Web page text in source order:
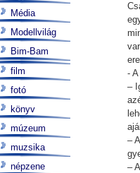
-
–
–
–
Média
Modellvilág
Bim-Bam
film
fotó
könyv
múzeum
muzsika
népzene